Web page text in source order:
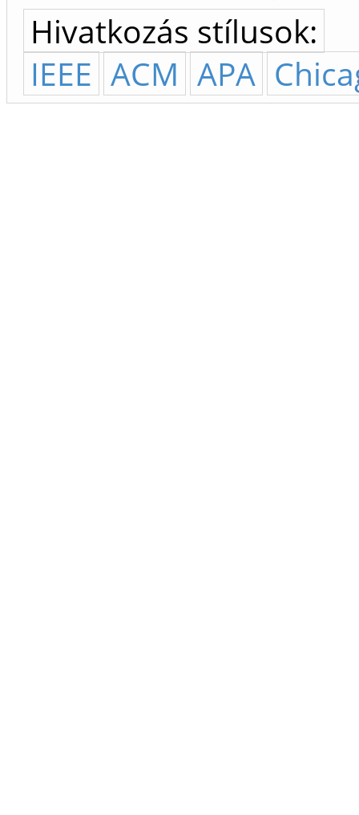
Hivatkozás stílusok:
IEEE ACM APA